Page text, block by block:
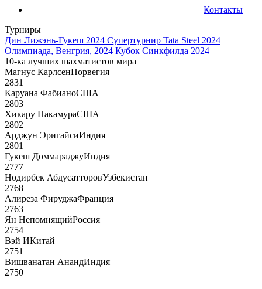
Контакты
Турниры
Дин Лижэнь-Гукеш 2024 Супертурнир Tata Steel 2024
Олимпиада, Венгрия, 2024 Кубок Синкфилда 2024
10-ка лучших шахматистов мира
Магнус КарлсенНорвегия
2831
Каруана ФабианоСША
2803
Хикару НакамураСША
2802
Арджун ЭригайсиИндия
2801
Гукеш ДоммараджуИндия
2777
Нодирбек АбдусатторовУзбекистан
2768
Алиреза ФируджаФранция
2763
Ян НепомнящийРоссия
2754
Вэй ИКитай
2751
Вишванатан АнандИндия
2750